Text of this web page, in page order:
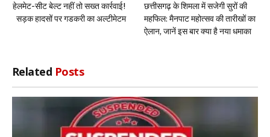
हेलमेट-सीट बेल्ट नहीं तो सख्त कार्रवाई!
सड़क हादसों पर गडकरी का अल्टीमेटम
छत्तीसगढ़ के शिमला में सजेगी सुरों की
महफिल: मैनपाट महोत्सव की तारीखों का
ऐलान, जानें इस बार क्या है नया धमाका
Related Posts